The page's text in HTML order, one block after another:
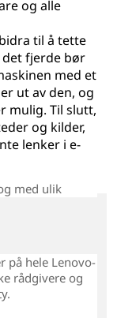
og alle
til å tette
det fjerde bør
med et
ut av den, og
mulig. Til slutt,
og kilder,
lenker i e-
med ulik
på hele Lenovo-
rådgivere og